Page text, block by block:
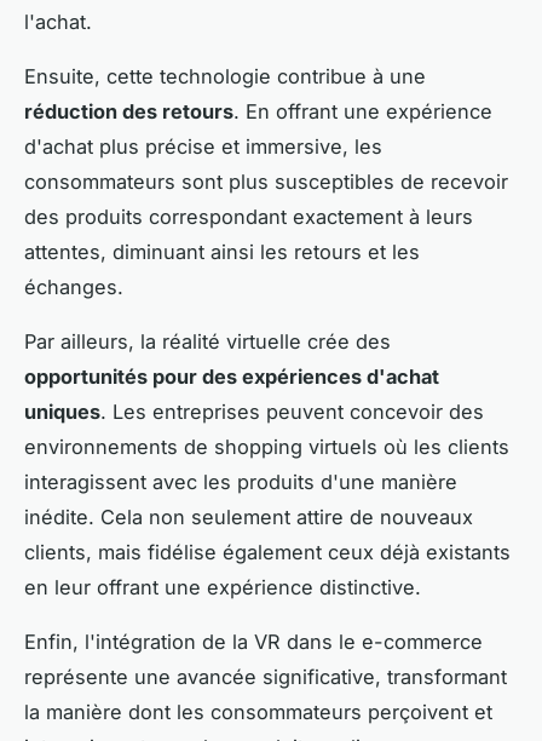
l'achat.
Ensuite, cette technologie contribue à une
réduction des retours. En offrant une expérience
d'achat plus précise et immersive, les
consommateurs sont plus susceptibles de recevoir
des produits correspondant exactement à leurs
attentes, diminuant ainsi les retours et les
échanges.
Par ailleurs, la réalité virtuelle crée des
opportunités pour des expériences d'achat
uniques. Les entreprises peuvent concevoir des
environnements de shopping virtuels où les clients
interagissent avec les produits d'une manière
inédite. Cela non seulement attire de nouveaux
clients, mais fidélise également ceux déjà existants
en leur offrant une expérience distinctive.
Enfin, l'intégration de la VR dans le e-commerce
représente une avancée significative, transformant
la manière dont les consommateurs perçoivent et